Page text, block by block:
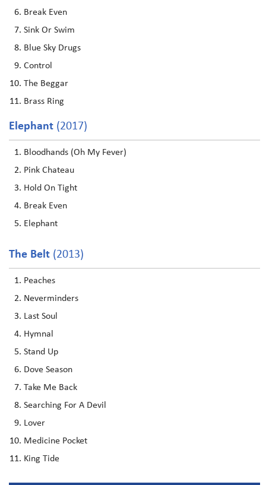
Break Even
Sink Or Swim
Blue Sky Drugs
Control
The Beggar
Brass Ring
Elephant (2017)
Bloodhands (Oh My Fever)
Pink Chateau
Hold On Tight
Break Even
Elephant
The Belt (2013)
Peaches
Neverminders
Last Soul
Hymnal
Stand Up
Dove Season
Take Me Back
Searching For A Devil
Lover
Medicine Pocket
King Tide